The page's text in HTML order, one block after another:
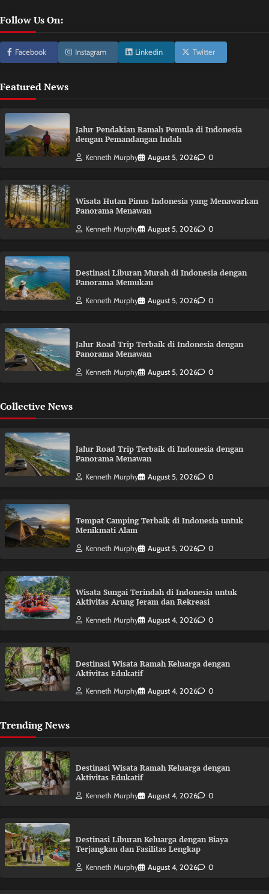
Follow Us On:
Facebook Instagram Linkedin Twitter
Featured News
Jalur Pendakian Ramah Pemula di Indonesia
dengan Pemandangan Indah
Kenneth Murphy August 5, 2026 0
Wisata Hutan Pinus Indonesia yang Menawarkan
Panorama Menawan
Kenneth Murphy August 5, 2026 0
Destinasi Liburan Murah di Indonesia dengan
Panorama Memukau
Kenneth Murphy August 5, 2026 0
Jalur Road Trip Terbaik di Indonesia dengan
Panorama Menawan
Kenneth Murphy August 5, 2026 0
Collective News
Jalur Road Trip Terbaik di Indonesia dengan
Panorama Menawan
Kenneth Murphy August 5, 2026 0
Tempat Camping Terbaik di Indonesia untuk
Menikmati Alam
Kenneth Murphy August 5, 2026 0
Wisata Sungai Terindah di Indonesia untuk
Aktivitas Arung Jeram dan Rekreasi
Kenneth Murphy August 4, 2026 0
Destinasi Wisata Ramah Keluarga dengan
Aktivitas Edukatif
Kenneth Murphy August 4, 2026 0
Trending News
Destinasi Wisata Ramah Keluarga dengan
Aktivitas Edukatif
Kenneth Murphy August 4, 2026 0
Destinasi Liburan Keluarga dengan Biaya
Terjangkau dan Fasilitas Lengkap
Kenneth Murphy August 4, 2026 0